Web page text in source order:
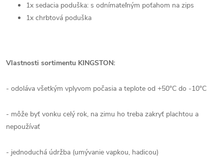
1x sedacia poduška: s odnímateľným poťahom na zips
1x chrbtová poduška
Vlastnosti sortimentu KINGSTON:
- odoláva všetkým vplyvom počasia a teplote od +50°C do -10°C
- môže byť vonku celý rok, na zimu ho treba zakryť plachtou a
nepoužívať
- jednoduchá údržba (umývanie vapkou, hadicou)